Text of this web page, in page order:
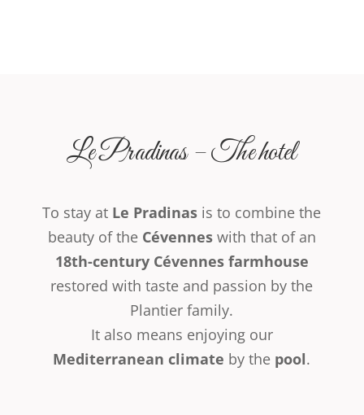
Le Pradinas – The hotel
To stay at Le Pradinas is to combine the
beauty of the Cévenneswith that of an
18th-century Cévennes farmhouse
restored with taste and passion by the
Plantier family.
It also means enjoying our
Mediterranean climate by the pool.